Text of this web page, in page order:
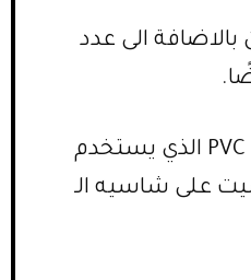
الى عدد
بالاضافة الى شاسيه الـ بوب اب كونتر استاند مع لوح الـ بي في سي PVC Sheet الذي يستخدم
على شاسيه الـ